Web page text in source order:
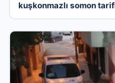
kuşkonmazlı somon